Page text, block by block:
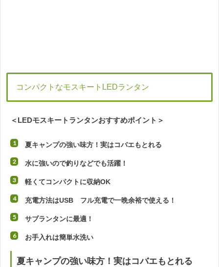
コンパクトなモスキートLEDランタン
＜LEDモスキートランタンおすすめポイント＞
夏キャンプの強い味方！実はコバエもとれる
水に強いので釣りなどでも活躍！
軽くてコンパクトに収納OK
充電方法はUSB フル充電で一晩余裕で使える！
サブランタンに最適！
お手入れは簡単水洗い
夏キャンプの強い味方！実はコバエもとれる